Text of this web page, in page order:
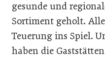
gesunde und
Sortiment geholt.
Teuerung ins Spiel.
haben die